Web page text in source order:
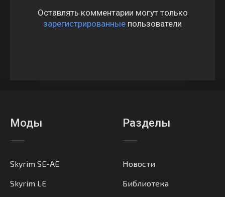
Оставлять комментарии могут только
зарегистрированные пользователи
Моды
Skyrim SE-AE
Skyrim LE
Разделы
Новости
Библиотека